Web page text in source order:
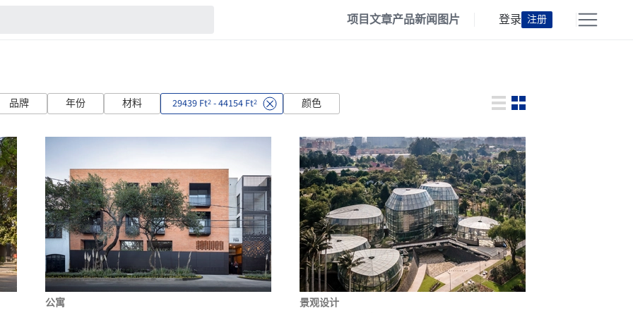
项目文章产品新闻 图片 登录 注册
品牌 年份 材料 29439 Ft2 - 44154 Ft2 颜色
公寓 景观设计